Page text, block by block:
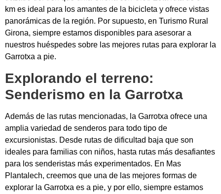
km es ideal para los amantes de la bicicleta y ofrece vistas
panorámicas de la región. Por supuesto, en Turismo Rural
Girona, siempre estamos disponibles para asesorar a
nuestros huéspedes sobre las mejores rutas para explorar la
Garrotxa a pie.
Explorando el terreno:
Senderismo en la Garrotxa
Además de las rutas mencionadas, la Garrotxa ofrece una
amplia variedad de senderos para todo tipo de
excursionistas. Desde rutas de dificultad baja que son
ideales para familias con niños, hasta rutas más desafiantes
para los senderistas más experimentados. En Mas
Plantalech, creemos que una de las mejores formas de
explorar la Garrotxa es a pie, y por ello, siempre estamos